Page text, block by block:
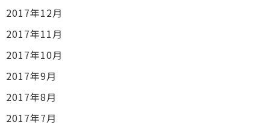
2017年12月
2017年11月
2017年10月
2017年9月
2017年8月
2017年7月